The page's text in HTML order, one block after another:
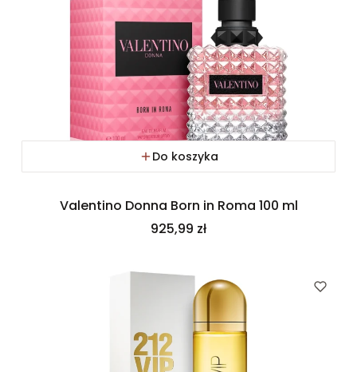
Do koszyka
Valentino Donna Born in Roma 100 ml
Cena
925,99 zł